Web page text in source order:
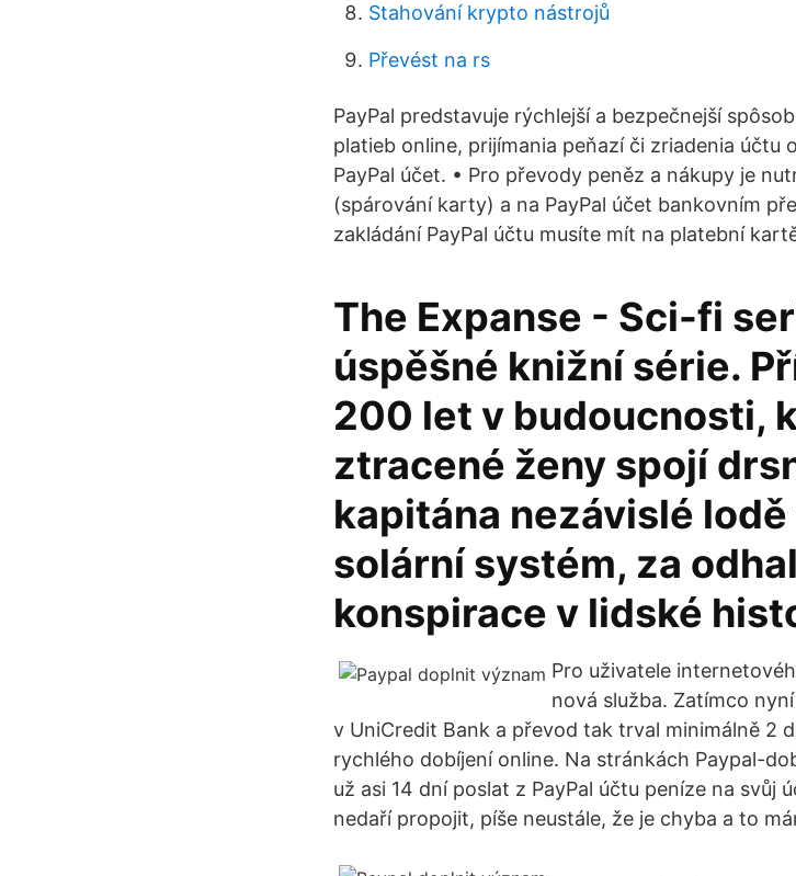
Stahování krypto nástrojů
Převést na rs
PayPal predstavuje rýchlejší a bezpečnejší
platieb online, prijímania peňazí či zriadenia účtu
PayPal účet. • Pro převody peněz a nákupy je
(spárování karty) a na PayPal účet bankovním
zakládání PayPal účtu musíte mít na platební
The Expanse - Sci-fi
úspěšné knižní série.
200 let v budoucnosti,
ztracené ženy spojí
kapitána nezávislé
solární systém, za
konspirace v lidské
Pro uživatele
nová služba. Zatímco
v UniCredit Bank a převod tak trval minimálně 2
rychlého dobíjení online. Na stránkách Paypal-
už asi 14 dní poslat z PayPal účtu peníze na svůj
nedaří propojit, píše neustále, že je chyba a to